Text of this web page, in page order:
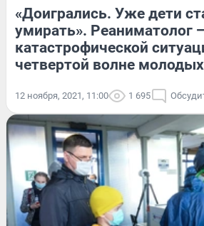
«Доигрались. Уже дети
умирать». Реаниматолог
катастрофической
четвертой волне молодых
12 ноября, 2021, 11:00 1 695